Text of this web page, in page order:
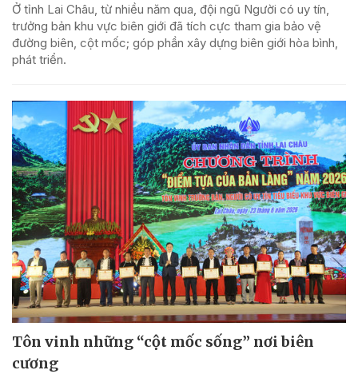
Ở tỉnh Lai Châu, từ nhiều năm qua, đội ngũ Người có uy tín,
trưởng bản khu vực biên giới đã tích cực tham gia bảo vệ
đường biên, cột mốc; góp phần xây dựng biên giới hòa bình,
phát triển.
Tôn vinh những “cột mốc sống” nơi biên
cương